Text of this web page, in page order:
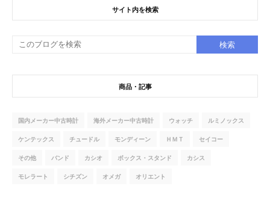
サイト内を検索
商品・記事
国内メーカー中古時計 海外メーカー中古時計 ウォッチ ルミノックス
ケンテックス チュードル モンディーン ＨＭＴ セイコー
その他 バンド カシオ ボックス・スタンド カシス
モレラート シチズン オメガ オリエント